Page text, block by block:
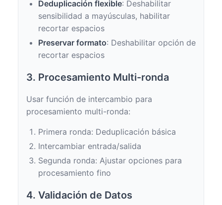
Deduplicación flexible: Deshabilitar
sensibilidad a mayúsculas, habilitar
recortar espacios
Preservar formato: Deshabilitar opción de
recortar espacios
3. Procesamiento Multi-ronda
Usar función de intercambio para
procesamiento multi-ronda:
Primera ronda: Deduplicación básica
Intercambiar entrada/salida
Segunda ronda: Ajustar opciones para
procesamiento fino
4. Validación de Datos